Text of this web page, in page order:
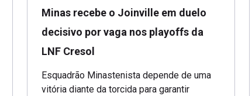
Minas recebe o Joinville em duelo
decisivo por vaga nos playoffs da
LNF Cresol
Esquadrão Minastenista depende de uma
vitória diante da torcida para garantir